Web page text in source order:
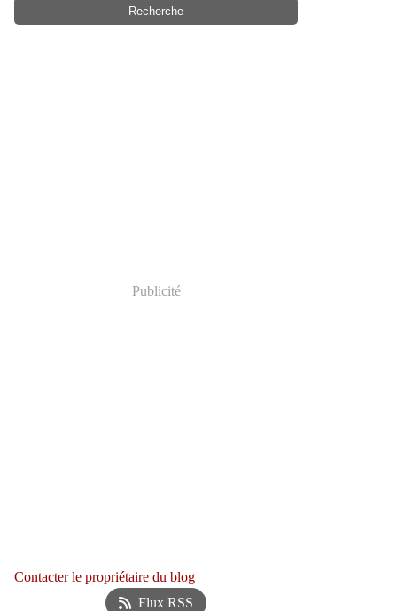
Publicité
Contacter le propriétaire du blog
Flux RSS